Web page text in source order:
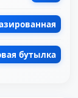
бутылка